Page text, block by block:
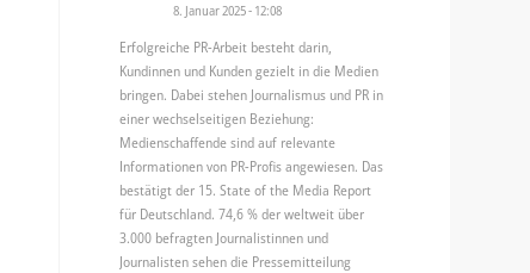
8. Januar 2025 - 12:08
Erfolgreiche PR-Arbeit besteht darin,
Kundinnen und Kunden gezielt in die Medien
bringen. Dabei stehen Journalismus und PR in
einer wechselseitigen Beziehung:
Medienschaffende sind auf relevante
Informationen von PR-Profis angewiesen. Das
bestätigt der 15. State of the Media Report
für Deutschland. 74,6 % der weltweit über
3.000 befragten Journalistinnen und
Journalisten sehen die Pressemitteilung